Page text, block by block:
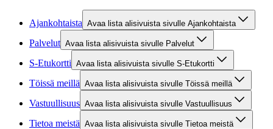
Ajankohtaista Avaa lista alisivuista sivulle Ajankohtaista
Palvelut Avaa lista alisivuista sivulle Palvelut
S-Etukortti Avaa lista alisivuista sivulle S-Etukortti
Töissä meillä Avaa lista alisivuista sivulle Töissä meillä
Vastuullisuus Avaa lista alisivuista sivulle Vastuullisuus
Tietoa meistä Avaa lista alisivuista sivulle Tietoa meistä